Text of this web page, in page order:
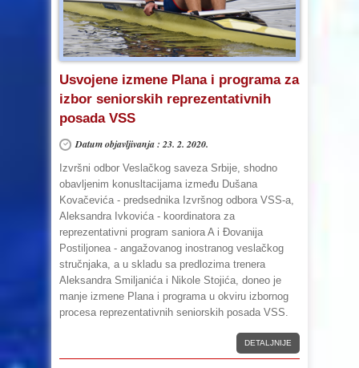
Usvojene izmene Plana i programa za
izbor seniorskih reprezentativnih
posada VSS
Datum objavljivanja : 23. 2. 2020.
Izvršni odbor Veslačkog saveza Srbije, shodno
obavljenim konusltacijama između Dušana
Kovačevića - predsednika Izvršnog odbora VSS-a,
Aleksandra Ivkovića - koordinatora za
reprezentativni program saniora A i Đovanija
Postiljonea - angažovanog inostranog veslačkog
stručnjaka, a u skladu sa predlozima trenera
Aleksandra Smiljanića i Nikole Stojića, doneo je
manje izmene Plana i programa u okviru izbornog
procesa reprezentativnih seniorskih posada VSS.
DETALJNIJE